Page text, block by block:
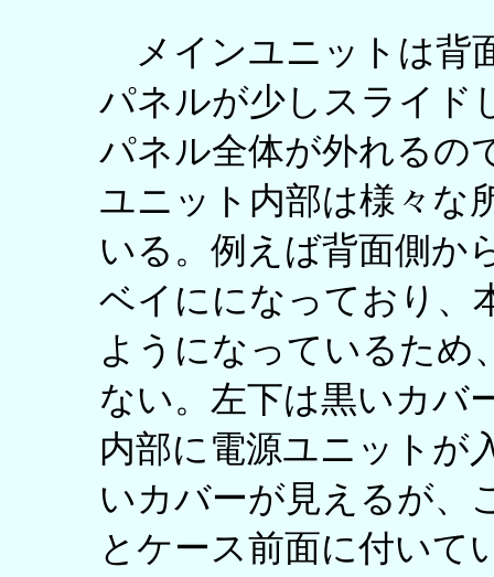
メインユニットは背
パネルが少しスライド
パネル全体が外れるの
ユニット内部は様々な
いる。例えば背面側か
ベイにになっており、
ようになっているため
ない。左下は黒いカバ
内部に電源ユニットが
いカバーが見えるが、
とケース前面に付いて